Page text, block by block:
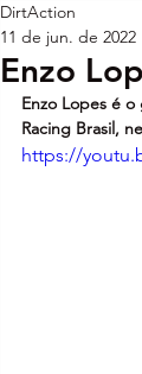
Enzo
DirtAction
11 de jun. de 2022
Enzo Lopes é
Racing Brasil,
https://